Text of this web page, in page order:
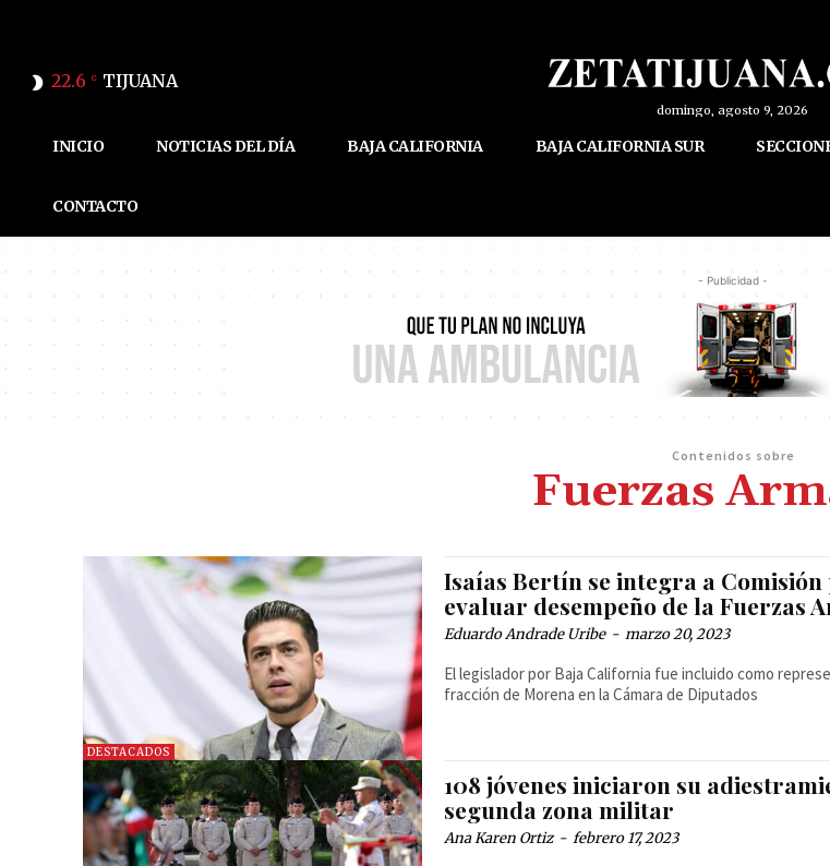
22.6 C TIJUANA
domingo, agosto 9, 2026
INICIO NOTICIAS DEL DÍA BAJA CALIFORNIA BAJA CALIFORNIA SUR
CONTACTO
- Publicidad -
Contenidos sobre
Fuerzas
DESTACADOS
Isaías Bertín se integra a Comisión
evaluar desempeño de la Fuerzas
Eduardo Andrade Uribe - marzo 20, 2023
El legislador por Baja California fue incluido como
fracción de Morena en la Cámara de Diputados
108 jóvenes iniciaron su
segunda zona militar
Ana Karen Ortiz - febrero 17, 2023